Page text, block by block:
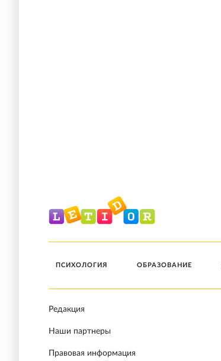
ПСИХОЛОГИЯ ОБРАЗОВАНИЕ
Редакция
Наши партнеры
Правовая информация